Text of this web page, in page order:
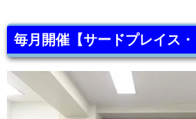
毎月開催【サードプレイス・